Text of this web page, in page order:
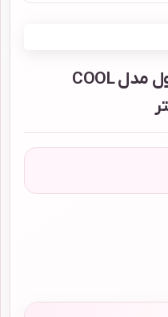
رول دئودورانت مردانه بیول مدل COOL